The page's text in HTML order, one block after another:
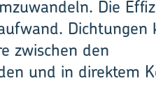
Die
Dichtungen
zwischen den
und in direktem